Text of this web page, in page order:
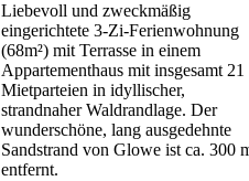
Liebevoll und zweckmäßig
eingerichtete 3-Zi-Ferienwohnung
(68m²) mit Terrasse in einem
Appartementhaus mit insgesamt 21
Mietparteien in idyllischer,
strandnaher Waldrandlage. Der
wunderschöne, lang ausgedehnte
Sandstrand von Glowe ist ca. 300
entfernt.